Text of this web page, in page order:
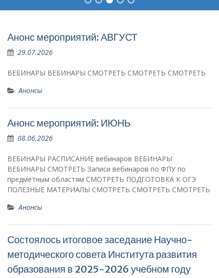
Анонс мероприятий: АВГУСТ
29.07.2026
ВЕБИНАРЫ ВЕБИНАРЫ СМОТРЕТЬ СМОТРЕТЬ СМОТРЕТЬ
Анонсы
Анонс мероприятий: ИЮНЬ
08.06.2026
ВЕБИНАРЫ РАСПИСАНИЕ вебинаров ВЕБИНАРЫ
ВЕБИНАРЫ СМОТРЕТЬ Записи вебинаров по ФПУ по
предметным областям СМОТРЕТЬ ПОДГОТОВКА К ОГЭ
ПОЛЕЗНЫЕ МАТЕРИАЛЫ СМОТРЕТЬ СМОТРЕТЬ СМОТРЕТЬ
Анонсы
Состоялось итоговое заседание Научно-
методического совета Института развития
образования в 2025-2026 учебном году